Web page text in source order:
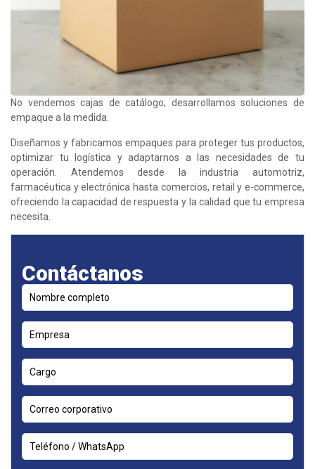
No vendemos cajas de catálogo; desarrollamos soluciones de
empaque a la medida.
Diseñamos y fabricamos empaques para proteger tus productos,
optimizar tu logística y adaptarnos a las necesidades de tu
operación. Atendemos desde la industria automotriz,
farmacéutica y electrónica hasta comercios, retail y e-commerce,
ofreciendo la capacidad de respuesta y la calidad que tu empresa
necesita.
Contáctanos